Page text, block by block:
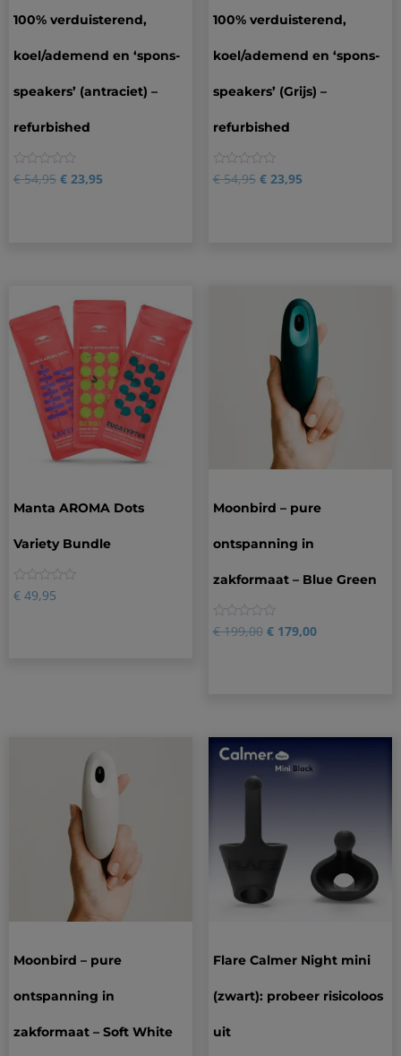
100% verduisterend,
koel/ademend en ‘spons-
speakers’ (antraciet) –
refurbished
0
€54,95 € 23,95
100% verduisterend,
koel/ademend en ‘spons-
speakers’ (Grijs) –
refurbished
0
€54,95 €23,95
Manta AROMA Dots
Variety Bundle
0
€ 49,95
Moonbird – pure
ontspanning in
zakformaat – Blue Green
0
€199,00 €179,00
Moonbird – pure
ontspanning in
zakformaat – Soft White
Flare Calmer Night mini
(zwart): probeer risicoloos
uit